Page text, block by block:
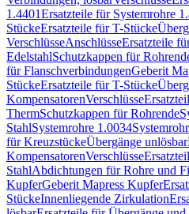
1.4401Ersatzteile für Systemrohre
StückeErsatzteile für T-Stücke
VerschlüsseAnschlüsseErsatzteile
EdelstahlSchutzkappen für
für FlanschverbindungenGeberit
StückeErsatzteile für T-Stücke
KompensatorenVerschlüsse
ThermSchutzkappen für Rohrende
StahlSystemrohre 1.0034
für KreuzstückeÜbergänge unlösbar
KompensatorenVerschlüsse
StahlAbdichtungen für Rohre und
KupferGeberit Mapress Kupfer
StückeInnenliegende Zirkulation